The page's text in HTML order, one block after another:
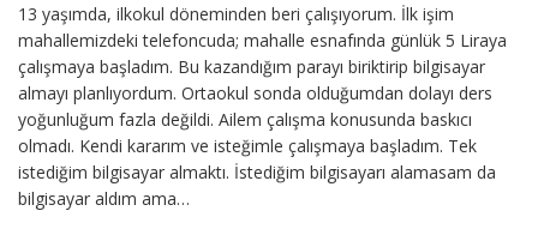
13 yaşımda, ilkokul döneminden beri çalışıyorum. İlk işim
mahallemizdeki telefoncuda; mahalle esnafında günlük 5 Liraya
çalışmaya başladım. Bu kazandığım parayı biriktirip bilgisayar
almayı planlıyordum. Ortaokul sonda olduğumdan dolayı ders
yoğunluğum fazla değildi. Ailem çalışma konusunda baskıcı
olmadı. Kendi kararım ve isteğimle çalışmaya başladım. Tek
istediğim bilgisayar almaktı. İstediğim bilgisayarı alamasam da
bilgisayar aldım ama…